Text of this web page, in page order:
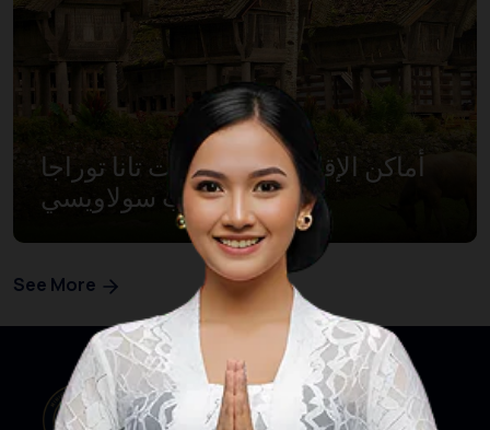
أماكن الإقامة في مرتفعات تانا توراجا
في جنوب سولاويسي
See More